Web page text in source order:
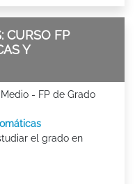
CURSO FP
Y
- FP de Grado
el grado en